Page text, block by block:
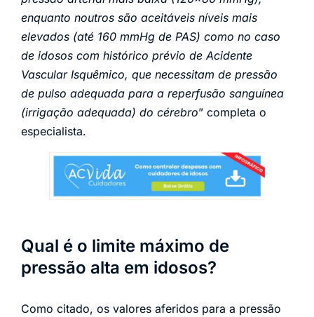
enquanto noutros são aceitáveis níveis mais
elevados (até 160 mmHg de PAS) como no caso
de idosos com histórico prévio de Acidente
Vascular Isquêmico, que necessitam de pressão
de pulso adequada para a reperfusão sanguínea
(irrigação adequada) do cérebro” completa o
especialista.
Qual é o limite máximo de
pressão alta em idosos?
Como citado, os valores aferidos para a pressão